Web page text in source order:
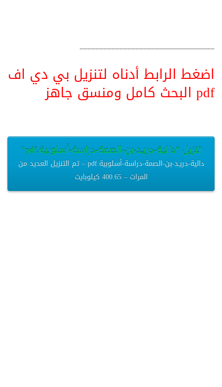
__________________________________
اضغط الرابط أدناه لتنزيل بي دي اف
pdf البحث كامل ومنسق جاهز
تنزيل “دالية-دريـد-بن-الصمة-دراسة-أسلوبية.pdf”
دالية-دريـد-بن-الصمة-دراسة-أسلوبية.pdf – تم التنزيل العديد من
المرات – 400.65 كيلوبايت